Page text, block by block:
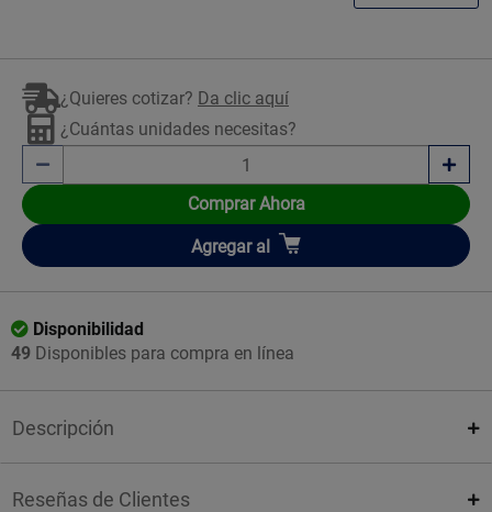
¿Quieres cotizar? Da clic aquí
¿Cuántas unidades necesitas?
Comprar Ahora
Añadir
Agregar al
Disponibilidad
49 Disponibles para compra en línea
Descripción
Reseñas de Clientes